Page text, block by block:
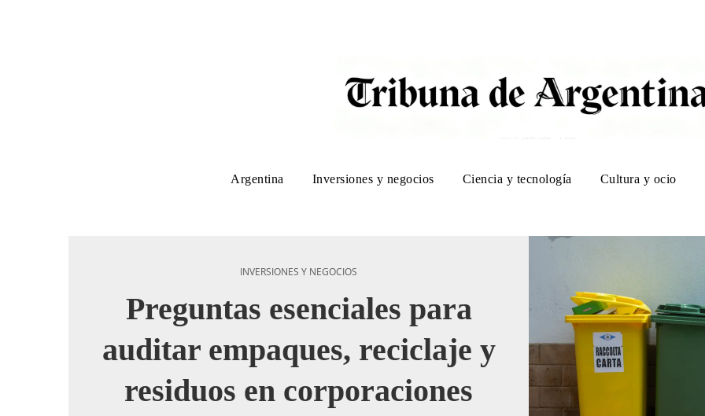
Argentina Inversiones y negocios Ciencia y tecnología Cultura y ocio
INVERSIONES Y NEGOCIOS
Preguntas esenciales para
auditar empaques, reciclaje y
residuos en corporaciones